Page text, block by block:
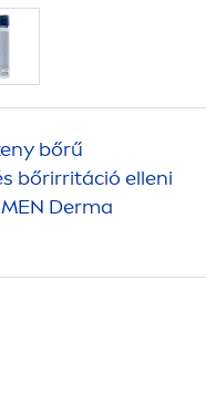
bőrű
bőrirritáció elleni
MEN Derma